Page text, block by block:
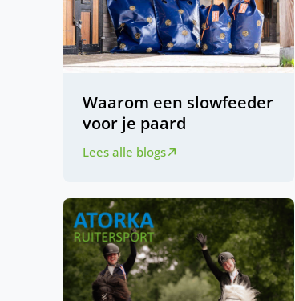
Waarom een slowfeeder
voor je paard
Lees alle blogs